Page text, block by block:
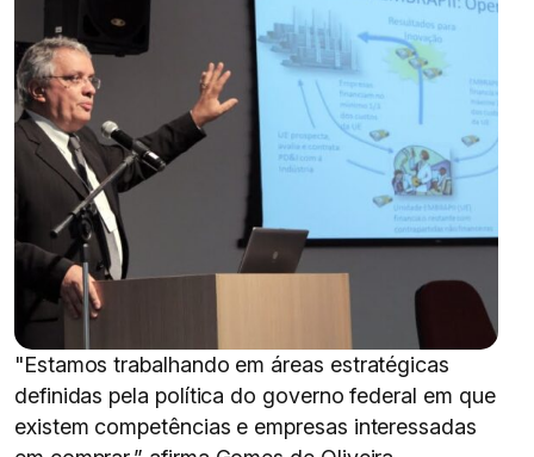
"Estamos trabalhando em áreas estratégicas
definidas pela política do governo federal em que
existem competências e empresas interessadas